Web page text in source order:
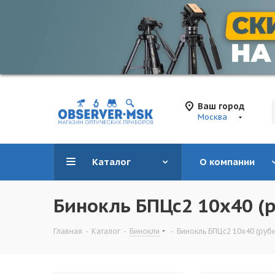
Ваш город
Москва
Каталог О компании
Бинокль БПЦс2 10х40
Главная - Каталог - Бинокли - Бинокль БПЦс2 10х40